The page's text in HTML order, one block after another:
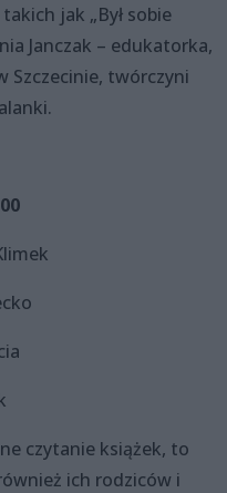
jak „Był sobie
Janczak – edukatorka,
Szczecinie, twórczyni
czytanie książek, to
ich rodziców i